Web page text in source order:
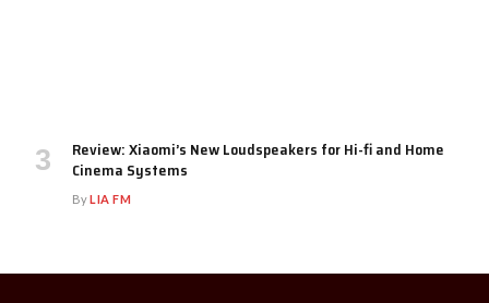
Review: Xiaomi’s New Loudspeakers for Hi-fi and Home
Cinema Systems
ByLIA FM